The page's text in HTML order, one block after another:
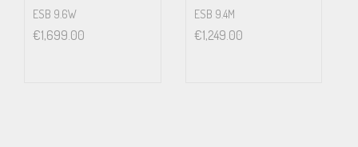
ESB 9.6W
€1,699.00
ESB 9.4M
€1,249.00